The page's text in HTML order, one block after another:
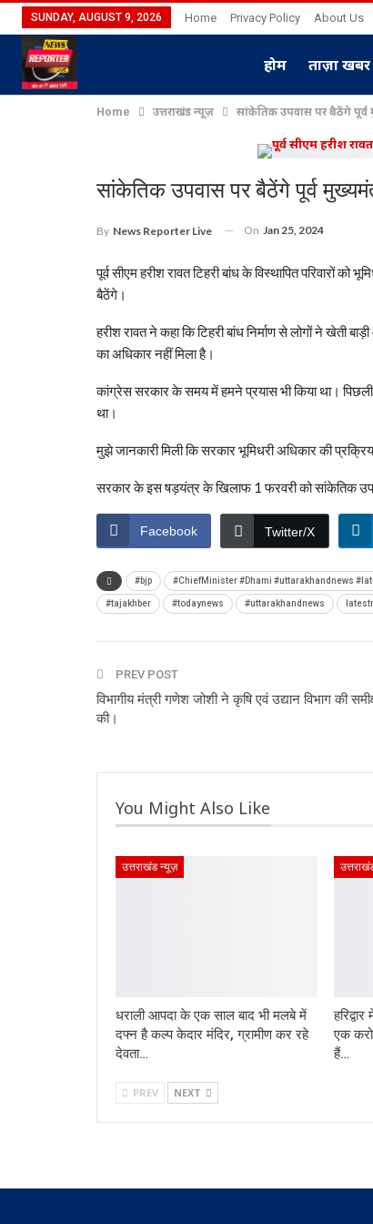
SUNDAY, AUGUST 9, 2026 Home Privacy Policy About Us
होम ताज़ा खबर
Home उत्तराखंड न्यूज़ सांकेतिक उपवास पर बैठेंगे पूर्व
सांकेतिक उपवास पर बैठेंगे पूर्व
By News Reporter Live On Jan 25, 2024
पूर्व सीएम हरीश रावत टिहरी बांध के विस्थापित परिवारों
बैठेंगे।
हरीश रावत ने कहा कि टिहरी बांध निर्माण से लोगों ने खेती
का अधिकार नहीं मिला है।
कांग्रेस सरकार के समय में हमने प्रयास भी किया था। पिछली
था।
मुझे जानकारी मिली कि सरकार भूमिधरी अधिकार की
सरकार के इस षड़यंत्र के खिलाफ 1 फरवरी को सांकेतिक
Facebook Twitter/X
#bjp #ChiefMinister #Dhami #uttarakhandnews
#tajakhber #todaynews #uttarakhandnews
PREV POST
विभागीय मंत्री गणेश जोशी ने कृषि एवं उद्यान विभाग की
की।
You Might Also Like
उत्तराखंड न्यूज़
धराली आपदा के एक साल बाद भी मलबे में
दफ्न है कल्प केदार मंदिर, ग्रामीण कर रहे
देवता…
एक
हैं…
PREV NEXT